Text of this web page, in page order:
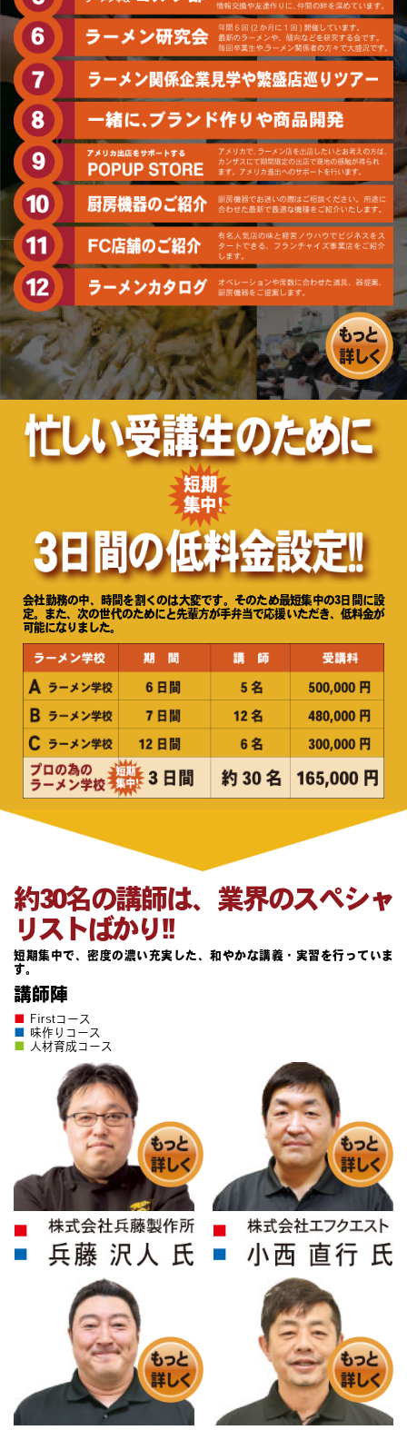
会社勤務の中、時間を割くのは大変です。そのため最短集中の3日間に設
定。また、次の世代のためにと先輩方が手弁当で応援いただき、低料金が
可能になりました。
約30名の講師は、業界のスペシャ
リストばかり!!
短期集中で、密度の濃い充実した、和やかな講義・実習を行っていま
す。
講師陣
Firstコース
味作りコース
人材育成コース